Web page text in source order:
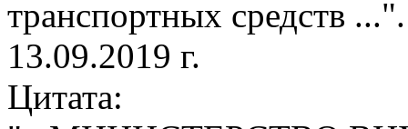
транспортных средств ...".
13.09.2019 г.
Цитата: